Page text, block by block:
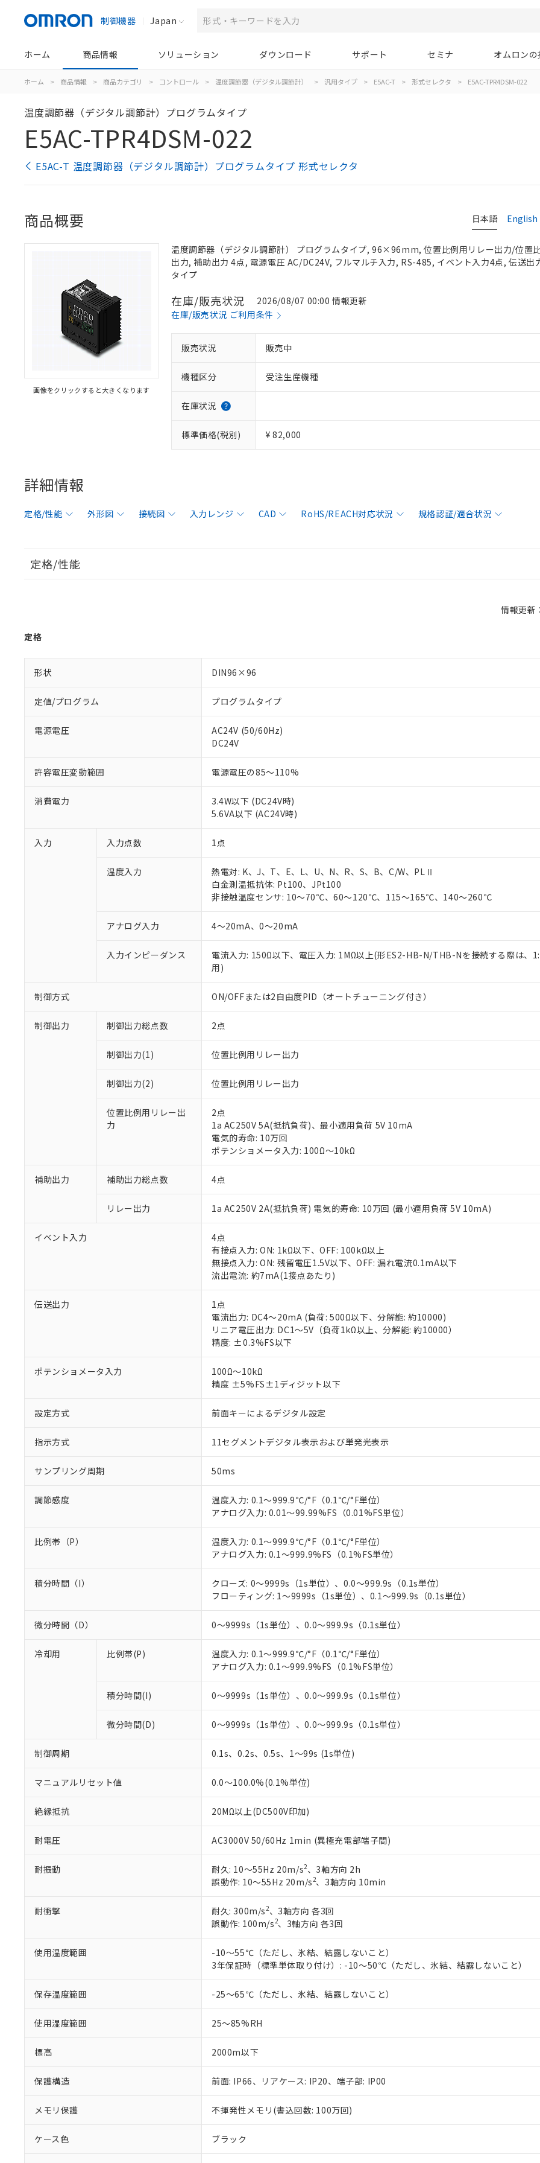
制御機器 Japan
ホーム 商品情報 ソリューション ダウンロード サポート セミナ オムロン
ホーム > 商品情報 > 商品カテゴリ > コントロール > 温度調節器（デジタル調節計） > 汎用タイプ > E5AC-T > 形式セレクタ > E5AC-TPR4DSM-022
温度調節器（デジタル調節計）プログラムタイプ
E5AC-TPR4DSM-022
E5AC-T 温度調節器（デジタル調節計）プログラムタイプ 形式セレクタ
日本語 English
商品概要
画像をクリックすると大きくなります
温度調節器（デジタル調節計） プログラムタイプ, 96×96mm, 位置比例用リレー出力/位置
出力, 補助出力 4点, 電源電圧 AC/DC24V, フルマルチ入力, RS-485, イベント入力4点, 伝送出
タイプ
在庫/販売状況
2026/08/07 00:00 情報更新
在庫/販売状況 ご利用条件
販売状況 販売中
機種区分 受注生産機種
在庫状況
標準価格(税別) ¥ 82,000
詳細情報
定格/性能 外形図 接続図 入力レンジ CAD RoHS/REACH対応状況 規格認証/適合状況
定格/性能
情報更
定格
形状 DIN96×96
定値/プログラム プログラムタイプ
電源電圧
AC24V (50/60Hz)
DC24V
許容電圧変動範囲 電源電圧の85～110%
消費電力
3.4W以下 (DC24V時)
5.6VA以下 (AC24V時)
入力 入力点数 1点
温度入力
熱電対: K、J、T、E、L、U、N、R、S、B、C/W、PLⅡ
白金測温抵抗体: Pt100、JPt100
非接触温度センサ: 10～70℃、60～120℃、115～165℃、140～260℃
アナログ入力 4～20mA、0～20mA
入力インピーダンス
電流入力: 150Ω以下、電圧入力: 1MΩ以上(形ES2-HB-N/THB-Nを接続する際は、
用)
制御方式 ON/OFFまたは2自由度PID（オートチューニング付き）
制御出力 制御出力総点数 2点
制御出力(1) 位置比例用リレー出力
制御出力(2) 位置比例用リレー出力
位置比例用リレー出
力
2点
1a AC250V 5A(抵抗負荷)、最小適用負荷 5V 10mA
電気的寿命: 10万回
ポテンショメータ入力: 100Ω～10kΩ
補助出力 補助出力総点数 4点
リレー出力 1a AC250V 2A(抵抗負荷) 電気的寿命: 10万回 (最小適用負荷 5V 10mA)
イベント入力
4点
有接点入力: ON: 1kΩ以下、OFF: 100kΩ以上
無接点入力: ON: 残留電圧1.5V以下、OFF: 漏れ電流0.1mA以下
流出電流: 約7mA(1接点あたり)
伝送出力
1点
電流出力: DC4～20mA (負荷: 500Ω以下、分解能: 約10000)
リニア電圧出力: DC1～5V（負荷1kΩ以上、分解能: 約10000）
精度: ±0.3%FS以下
ポテンショメータ入力
100Ω～10kΩ
精度 ±5%FS±1ディジット以下
設定方式 前面キーによるデジタル設定
指示方式 11セグメントデジタル表示および単発光表示
サンプリング周期 50ms
調節感度
温度入力: 0.1～999.9℃/°F（0.1℃/°F単位）
アナログ入力: 0.01～99.99%FS（0.01%FS単位）
比例帯（P）
温度入力: 0.1～999.9℃/°F（0.1℃/°F単位）
アナログ入力: 0.1～999.9%FS（0.1%FS単位）
積分時間（I）
クローズ: 0～9999s（1s単位）、0.0～999.9s（0.1s単位）
フローティング: 1～9999s（1s単位）、0.1～999.9s（0.1s単位）
微分時間（D） 0～9999s（1s単位）、0.0～999.9s（0.1s単位）
冷却用 比例帯(P)
温度入力: 0.1～999.9℃/°F（0.1℃/°F単位）
アナログ入力: 0.1～999.9%FS（0.1%FS単位）
積分時間(I) 0～9999s（1s単位）、0.0～999.9s（0.1s単位）
微分時間(D) 0～9999s（1s単位）、0.0～999.9s（0.1s単位）
制御周期 0.1s、0.2s、0.5s、1～99s (1s単位)
マニュアルリセット値 0.0～100.0%(0.1%単位)
絶縁抵抗 20MΩ以上(DC500V印加)
耐電圧 AC3000V 50/60Hz 1min (異極充電部端子間)
耐振動 耐久: 10～55Hz 20m/s2、3軸方向 2h
誤動作: 10～55Hz 20m/s2、3軸方向 10min
耐衝撃 耐久: 300m/s2、3軸方向 各3回
誤動作: 100m/s2、3軸方向 各3回
使用温度範囲
-10～55℃（ただし、氷結、結露しないこと）
3年保証時（標準単体取り付け）: -10～50℃（ただし、氷結、結露しないこと）
保存温度範囲 -25～65℃（ただし、氷結、結露しないこと）
使用湿度範囲 25～85%RH
標高 2000m以下
保護構造 前面: IP66、リアケース: IP20、端子部: IP00
メモリ保護 不揮発性メモリ(書込回数: 100万回)
ケース色 ブラック
ご利用条件
以下の条件をお読みいただき、同意のうえご利用ください。
くものです。
当社制御機器事業取扱商品の中には、本サービスの対象外となる商品もあることを
在庫状況および標準価格照会結果は、記載している更新日時点での社内データに基
のであり、閲覧された時点での実際の在庫および標準価格とは異なる場合があるこ
い。
正式な納期状況および標準価格はお客様のお取引先、またはお客様担当のオムロ
当社販売員にご相談ください。
オムロン制御機器販売店や当社販売拠点は「販売ネットワーク
」をご確認くだ
在庫状況および標準価格結果を当社の事前の承諾なく第三者に漏洩または開示しな
マイパーツ機能（部品リスト作成サービス）をご利用いただくには、I-Webメンバ
ている必要があります。
が、当社の製品・サービスに関するお客様との取引・商談に必要な範囲で利用す
さい。
※当社の共同利用者とは、 "個人情報の共同利用に関して"
いる法人を指します。
※1 対応状況
対応済み：EU RoHS指令（10物質）の非含有に対応した製品が提供可能な商品です
対応予定：EU RoHS指令（10物質）の非含有に対応した製品に切り替える予定のある商
対応予定なし：EU RoHS指令（10物質）の非含有に非対応の商品で、対応品を出す予
調査・確認中：EU RoHS指令（10物質）の非含有の対応状況を調査中または確認中の商
非該当品：ライセンス料など無形物で、有害物質有無と関係のない商品です。
仕入先様の事情により、非含有部品としていたものが、含有品と判明した場合などやむ
があります。
鉛(Pb) 1000ppm以下、 水銀(Hg) 1000ppm以下、 カドミウム(Cd) 100ppm以下、
六価クロム(Cr(Ⅵ)) 1000ppm以下、ポリ臭化ビフェニル類(PBB) 1000ppm以下、ポリ臭化ジフェニルエーテル類
フタル酸ビス(2-エチルヘキシル) (DEHP)(別名：DOP) 1000ppm以下、フタル酸ブチルベンジル（BBP）
ル（DBP） 1000ppm以下、フタル酸ジイソブチル (DIBP) 1000ppm以下
但し、RoHS指令で産業用監視および制御機器に対する適用除外項目は除く。
※2 対応予定月
部品在庫の切り替え状況などにより、予定月が前後することがあります。
下記の非含有証明書をダウンロードすることができます。
EU RoHS指令（10物質）の非含有証明書
51物質の非含有証明書（当社基準）
※本証明書は発行日時点で非含有を証明するもので、過去に遡って非含有を証明するも
また、RoHS指令のフタル酸エステル類４物質の対応では、対応完了までの期間は出
既に当社にて対応品への在庫切替を完了していることから、特段のことがない限り、
り割愛しております。
※1 中国RoHS○×表
「○」：最大均質材料含有率が中国RoHSの基準値以下であることを示します。
「×」：最大均質材料含有率が中国RoHSの基準値を超えていることを示します。
「－」：未確認です。当社販売部門へお問い合わせください。
*中国RoHS10物質の基準値 (GB/T26572)：
Pb(鉛) :1000ppm、 Hg(水銀) : 1000ppm、 Cd(カドミウム) : 100ppm、
Cr(Ⅵ)(六価クロム) : 1000ppm、 PBBs(ポリ臭化ビフェニル類) : 1000ppm、 PBDEs(ポリ臭化ジフェニルエーテ
DBP(フタル酸ジブチル) : 1000ppm、 DIBP(フタル酸ジイソブチル) : 1000ppm、 BBP(フタル酸ブチルベンジル
DEHP(フタル酸ビス(2-エチルヘキシル)) : 1000ppm
※2 環境保護使用期限
「ｅ」：有害物質（10物質）のすべてが基準値以下であることを示します。
「10」：通常の使用状況下において有害物質が外部に漏えいし、環境に深刻な影響を及
「－」：未確認です。当社販売部門へお問い合わせください。
当社は、これら貴社製品のうち、外国為替および外国貿易法に定める商品（以下｢
う）を輸出または国外への提供する場合は、日本国政府の輸出許可(または役務取
などの必要な手続きをとります。
当社は規制貨物を破棄する場合は、完全に破砕するなど、違法に輸出されないよう
ます。
当社は貴社製品を、核兵器、ミサイル、化学兵器、生物兵器またはその他武器並び
置等に一切使用いたしません。
当社は、貴社製品を第三者に販売する場合は、上記1、2および3の内容を当該第三
また当社は、販売先および販売に係わる関係者が違法に輸出するおそれがある場合
たしません。
記
説明
○ 一定数以上の在庫あり
△ 一定数には満たないが在庫あり
－
在庫なし(最新の在庫状況については、お客様のお取引先、またはお客様担当
機器販売店・当社販売員にご確認ください)
空
白
受注生産機種、また在庫状況の情報を公開していない機種